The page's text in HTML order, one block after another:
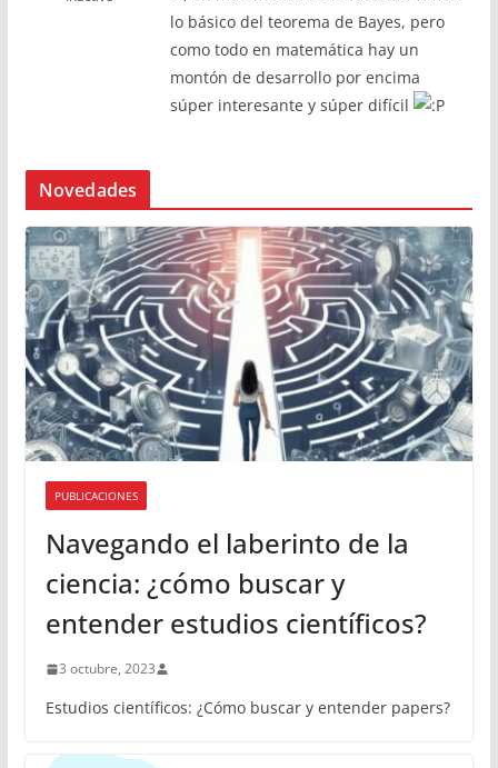
lo básico del teorema de Bayes, pero
como todo en matemática hay un
montón de desarrollo por encima
súper interesante y súper difícil
Novedades
PUBLICACIONES
Navegando el laberinto de la
ciencia: ¿cómo buscar y
entender estudios científicos?
3 octubre, 2023
Estudios científicos: ¿Cómo buscar y entender papers?